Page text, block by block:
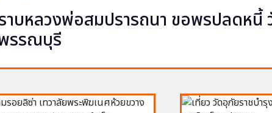
าบหลวงพ่อสมปรารถนา ขอพรปลดหนี้
รรณบุรี